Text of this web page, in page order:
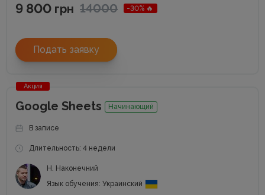
9 800 грн 14000 -30% 🔥
Подать заявку
Акция
Google Sheets Начинающий
В записе
Длительность: 4 недели
Н. Наконечний
Язык обучения: Украинский